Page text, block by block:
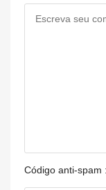
Código anti-spam :